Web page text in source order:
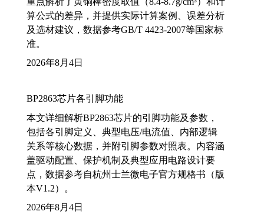
算公式的差异，并提供实际计算案例、误差分析
及选材建议，数据参考GB/T 4423-2007等国家标
准。
2026年8月4日
BP2863芯片各引脚功能
本文详细解析BP2863芯片的引脚功能及参数，
包括各引脚定义、典型电压/电流值、内部逻辑
关系等核心数据，并附引脚参数对照表。内容涵
盖驱动配置、保护机制及典型应用电路设计要
点，数据参考自杭州士兰微电子官方规格书（版
本V1.2）。
2026年8月4日